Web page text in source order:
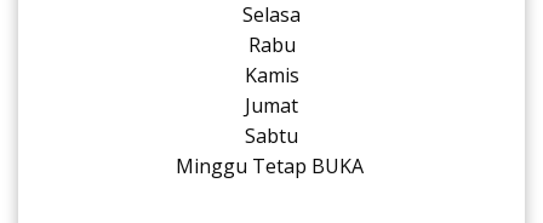
Selasa
Rabu
Kamis
Jumat
Sabtu
Minggu Tetap BUKA